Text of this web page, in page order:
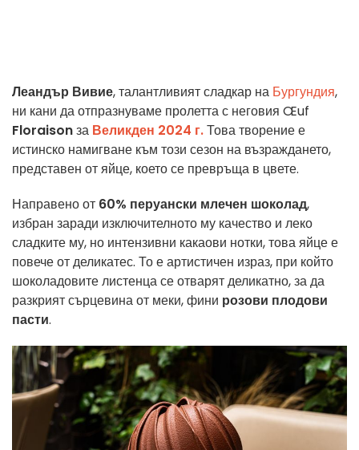
Леандър Вивие, талантливият сладкар на Бургундия,
ни кани да отпразнуваме пролетта с неговия Œuf
Floraisonза Великден 2024 г.Това творение е
истинско намигване към този сезон на възраждането,
представен от яйце, което се превръща в цвете.
Направено от 60% перуански млечен шоколад,
избран заради изключителното му качество и леко
сладките му, но интензивни какаови нотки, това яйце е
повече от деликатес. То е артистичен израз, при който
шоколадовите листенца се отварят деликатно, за да
разкрият сърцевина от меки, фини розови плодови
пасти.